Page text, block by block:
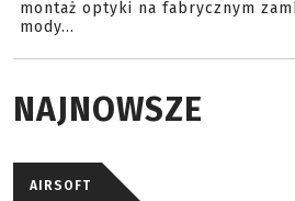
montaż optyki na fabrycznym
mody...
NAJNOWSZE
AIRSOFT